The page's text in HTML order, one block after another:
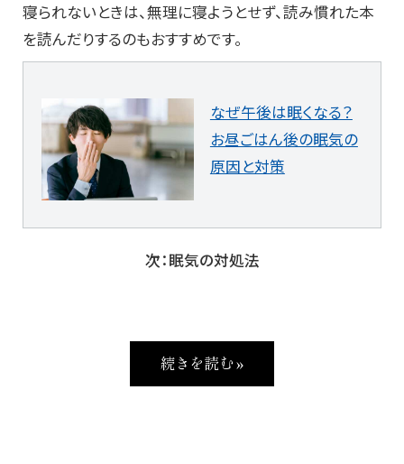
寝られないときは、無理に寝ようとせず、読み慣れた本
を読んだりするのもおすすめです。
なぜ午後は眠くなる？
お昼ごはん後の眠気の
原因と対策
次：眠気の対処法
続きを読む »